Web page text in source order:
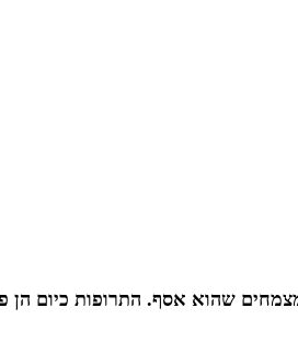
שהוא אסף. התרופות כיום הן